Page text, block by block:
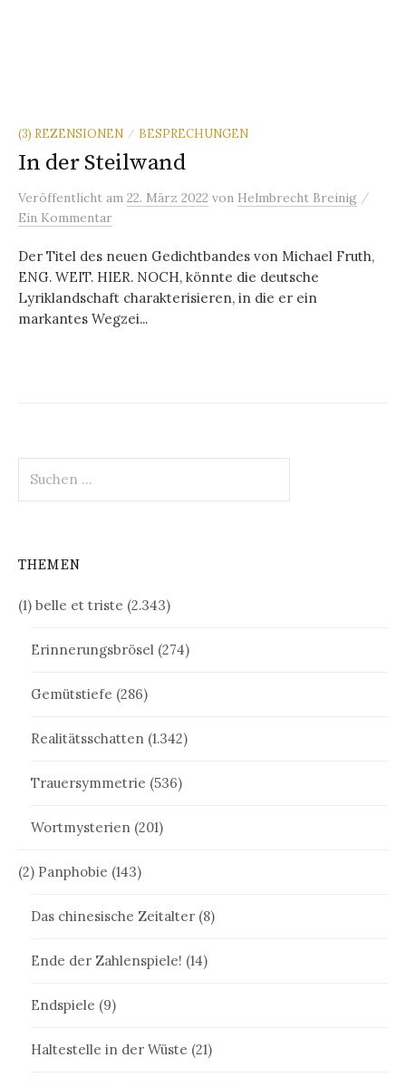
(3) REZENSIONEN / BESPRECHUNGEN
In der Steilwand
Veröffentlicht am 22. März 2022 von Helmbrecht Breinig /
Ein Kommentar
Der Titel des neuen Gedichtbandes von Michael Fruth,
ENG. WEIT. HIER. NOCH, könnte die deutsche
Lyriklandschaft charakterisieren, in die er ein
markantes Wegzei...
nach:
THEMEN
(1) belle et triste (2.343)
Erinnerungsbrösel (274)
Gemütstiefe (286)
Realitätsschatten (1.342)
Trauersymmetrie (536)
Wortmysterien (201)
(2) Panphobie (143)
Das chinesische Zeitalter (8)
Ende der Zahlenspiele! (14)
Endspiele (9)
Haltestelle in der Wüste (21)